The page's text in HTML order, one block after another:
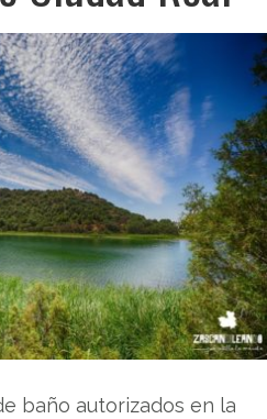
baño autorizados en la